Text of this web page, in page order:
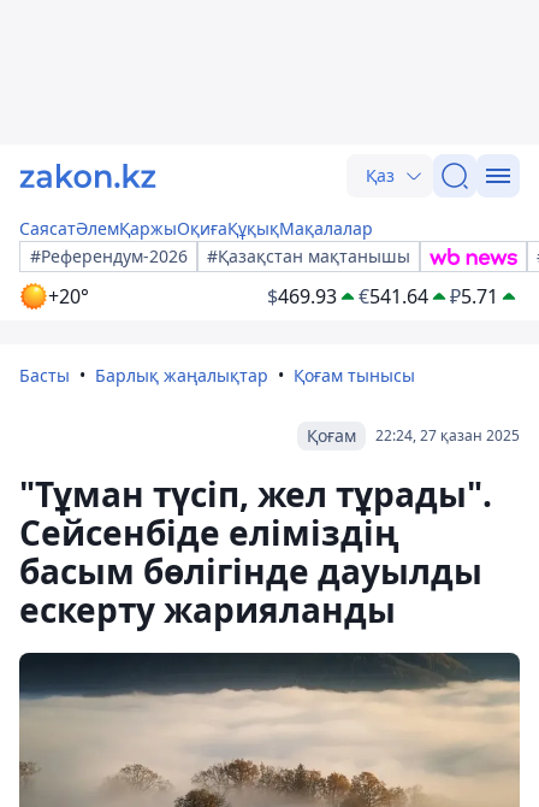
Қаз
СаясатӘлемҚаржыОқиғаҚұқықМақалалар
#Референдум-2026
#Қазақстан мақтанышы
+20° $469.93 €541.64 ₽5.71
Басты Барлық жаңалықтар Қоғам тынысы
22:24, 27 қазан 2025
Қоғам
"Тұман түсіп, жел тұрады".
Сейсенбіде еліміздің
басым бөлігінде дауылды
ескерту жарияланды